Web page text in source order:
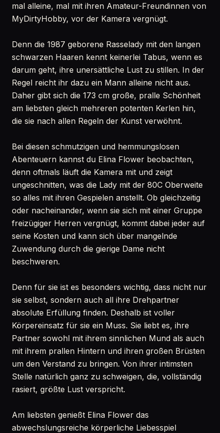
mal alleine, mal mit ihren Amateur-Freundinnen von
MyDirtyHobby, vor der Kamera vergnügt.
Denn die 1987 geborene Rasselady mit den langen
schwarzen Haaren kennt keinerlei Tabus, wenn es
darum geht, ihre unersättliche Lust zu stillen. In der
Regel reicht ihr dazu ein Mann alleine nicht aus.
Daher gibt sich die 173 cm große, pralle Schönheit
am liebsten gleich mehreren potenten Kerlen hin,
die sie nach allen Regeln der Kunst verwöhnt.
Bei diesen schmutzigen und hemmungslosen
Abenteuern kannst du Elina Flower beobachten,
denn oftmals läuft die Kamera mit und zeigt
ungeschnitten, was die Lady mit der 80C Oberweite
so alles mit ihren Gespielen anstellt. Ob gleichzeitig
oder nacheinander, wenn sie sich mit einer Gruppe
freizügiger Herren vergnügt, kommt dabei jeder auf
seine Kosten und kann sich über mangelnde
Zuwendung durch die gierige Dame nicht
beschweren.
Denn für sie ist es besonders wichtig, dass nicht nur
sie selbst, sondern auch all ihre Drehpartner
absolute Erfüllung finden. Deshalb ist voller
Körpereinsatz für sie ein Muss. Sie liebt es, ihre
Partner sowohl mit ihrem sinnlichen Mund als auch
mit ihrem prallen Hintern und ihren großen Brüsten
um den Verstand zu bringen. Von ihrer intimsten
Stelle natürlich ganz zu schweigen, die, vollständig
rasiert, größte Lust verspricht.
Am liebsten genießt Elina Flower das
abwechslungsreiche körperliche Liebesspiel